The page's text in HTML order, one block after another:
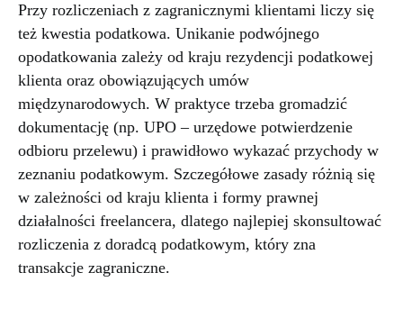
Przy rozliczeniach z zagranicznymi klientami liczy się
też kwestia podatkowa. Unikanie podwójnego
opodatkowania zależy od kraju rezydencji podatkowej
klienta oraz obowiązujących umów
międzynarodowych. W praktyce trzeba gromadzić
dokumentację (np. UPO – urzędowe potwierdzenie
odbioru przelewu) i prawidłowo wykazać przychody w
zeznaniu podatkowym. Szczegółowe zasady różnią się
w zależności od kraju klienta i formy prawnej
działalności freelancera, dlatego najlepiej skonsultować
rozliczenia z doradcą podatkowym, który zna
transakcje zagraniczne.